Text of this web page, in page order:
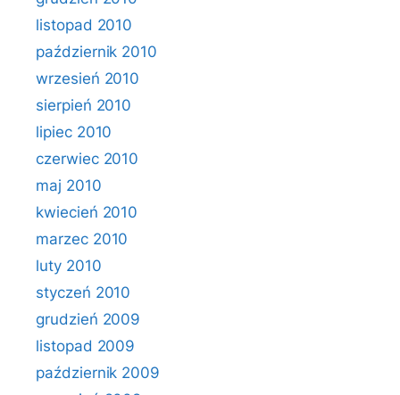
listopad 2010
październik 2010
wrzesień 2010
sierpień 2010
lipiec 2010
czerwiec 2010
maj 2010
kwiecień 2010
marzec 2010
luty 2010
styczeń 2010
grudzień 2009
listopad 2009
październik 2009